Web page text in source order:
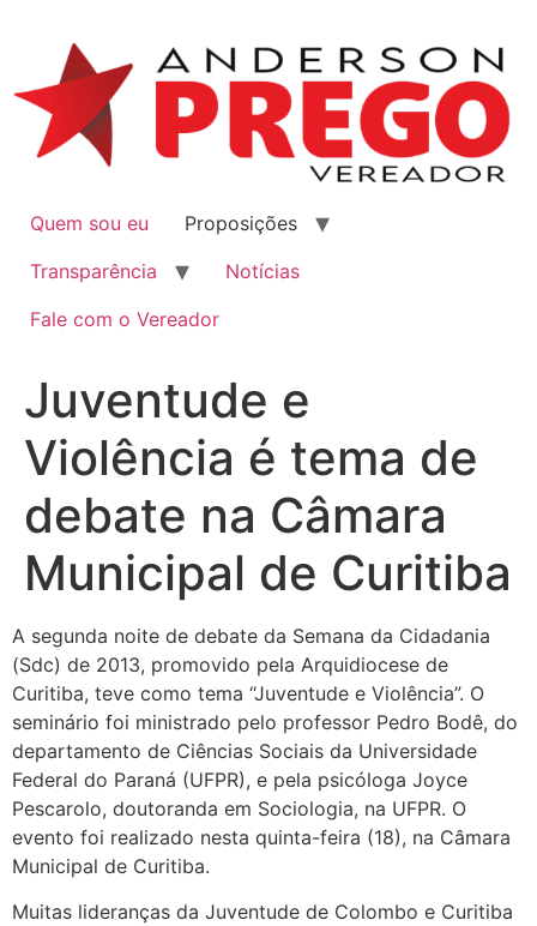
Quem sou eu
Proposições
Transparência
Notícias
Fale com o Vereador
Juventude e
Violência é tema de
debate na Câmara
Municipal de Curitiba
A segunda noite de debate da Semana da Cidadania
(Sdc) de 2013, promovido pela Arquidiocese de
Curitiba, teve como tema “Juventude e Violência”. O
seminário foi ministrado pelo professor Pedro Bodê, do
departamento de Ciências Sociais da Universidade
Federal do Paraná (UFPR), e pela psicóloga Joyce
Pescarolo, doutoranda em Sociologia, na UFPR. O
evento foi realizado nesta quinta-feira (18), na Câmara
Municipal de Curitiba.
Muitas lideranças da Juventude de Colombo e Curitiba